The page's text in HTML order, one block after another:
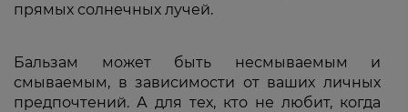
прямых солнечных лучей.
Бальзам может быть несмываемым и
смываемым, в зависимости от ваших личных
предпочтений. А для тех, кто не любит, когда